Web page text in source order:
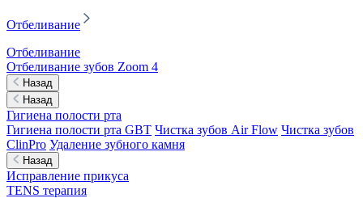
Отбеливание
Отбеливание
Отбеливание зубов Zoom 4
Назад
Назад
Гигиена полости рта
Гигиена полости рта GBT Чистка зубов Air Flow Чистка зубов
ClinPro Удаление зубного камня
Назад
Исправление прикуса
TENS терапия